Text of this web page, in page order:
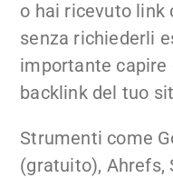
o hai ricevuto link
senza richiederli
importante
backlink del tuo
Strumenti come
(gratuito), Ahrefs,